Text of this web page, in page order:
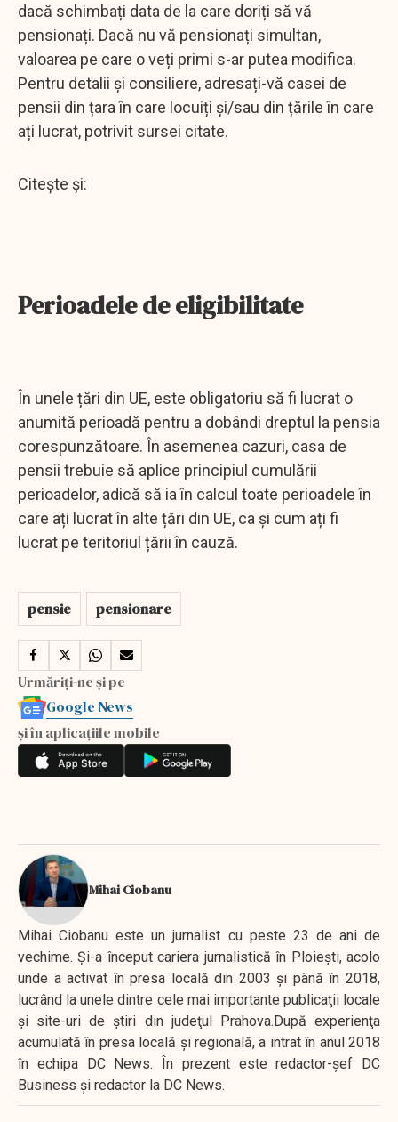
dacă schimbați data de la care doriți să vă
pensionați. Dacă nu vă pensionați simultan,
valoarea pe care o veți primi s-ar putea modifica.
Pentru detalii și consiliere, adresați-vă casei de
pensii din țara în care locuiți și/sau din țările în care
ați lucrat, potrivit sursei citate.
Citeşte şi:
Perioadele de eligibilitate
În unele țări din UE, este obligatoriu să fi lucrat o
anumită perioadă pentru a dobândi dreptul la pensia
corespunzătoare. În asemenea cazuri, casa de
pensii trebuie să aplice principiul cumulării
perioadelor, adică să ia în calcul toate perioadele în
care ați lucrat în alte țări din UE, ca și cum ați fi
lucrat pe teritoriul țării în cauză.
pensie pensionare
Urmăriți-ne și pe
Google News
și în aplicațiile mobile
Mihai Ciobanu
Mihai Ciobanu este un jurnalist cu peste 23 de ani de
vechime. Şi-a început cariera jurnalistică în Ploieşti, acolo
unde a activat în presa locală din 2003 şi până în 2018,
lucrând la unele dintre cele mai importante publicaţii locale
şi site-uri de ştiri din judeţul Prahova.După experienţa
acumulată în presa locală şi regională, a intrat în anul 2018
în echipa DC News. În prezent este redactor-şef DC
Business şi redactor la DC News.